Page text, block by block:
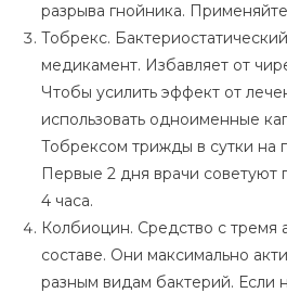
разрыва гнойника.
Тобрекс.
медикамент. Избавляет от
Чтобы усилить эффект от
использовать одноименные
Тобрексом трижды в сутки на
Первые 2 дня врачи советуют
4 часа.
Колбиоцин. Средство с тремя
составе. Они максимально
разным видам бактерий. Если